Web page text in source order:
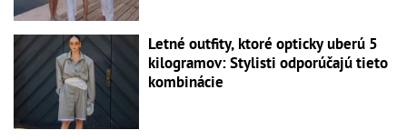
Letné outfity, ktoré opticky uberú 5
kilogramov: Stylisti odporúčajú tieto
kombinácie